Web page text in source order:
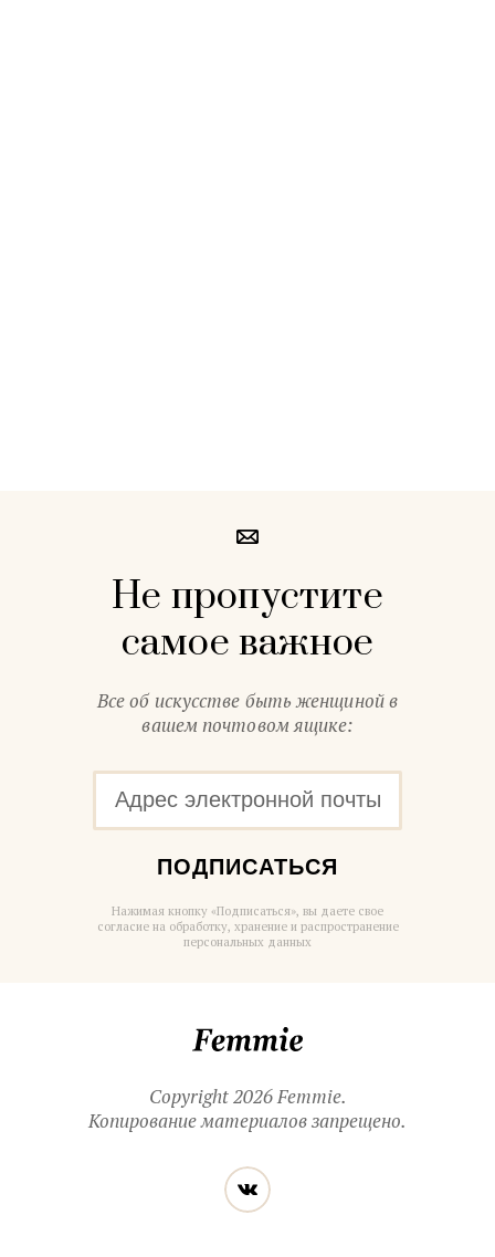
Не пропустите
самое важное
Все об искусстве быть женщиной в
вашем почтовом ящике:
ПОДПИСАТЬСЯ
Нажимая кнопку «Подписаться», вы даете свое
согласие на обработку, хранение и распространение
персональных данных
Copyright 2026 Femmie.
Копирование материалов запрещено.
Читайте
нас
в социальных